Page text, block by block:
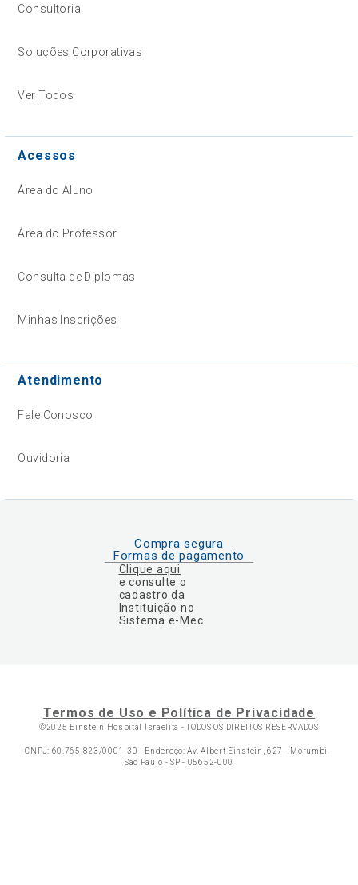
Consultoria
Soluções Corporativas
Ver Todos
Acessos
Área do Aluno
Área do Professor
Consulta de Diplomas
Minhas Inscrições
Atendimento
Fale Conosco
Ouvidoria
Compra segura
Formas de pagamento
Clique aqui
e consulte o
cadastro da
Instituição no
Sistema e-Mec
Termos de Uso e Política de Privacidade
©2025 Einstein Hospital Israelita -TODOS OS DIREITOS RESERVADOS
CNPJ: 60.765.823/0001-30 - Endereço: Av. Albert Einstein, 627 - Morumbi -
São Paulo - SP - 05652-000